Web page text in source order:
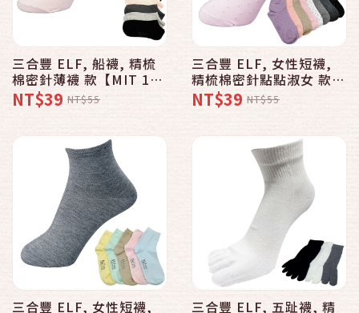
三合豐 ELF, 船襪, 精梳
棉密針薄襪 款【MIT 11
色】 - 普若Pro品牌好襪
子專賣館
NT$39 NT$55
三合豐 ELF, 女性短襪,
精梳棉密針點點淑女 款
【MIT 8色】 - 普若Pro
品牌好襪子專賣館
NT$39 NT$55
三合豐 ELF, 女性短襪, 三合豐 ELF, 五趾襪, 精